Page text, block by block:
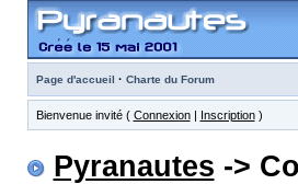
Page d'accueil · Charte du Forum
Bienvenue invité ( Connexion| Inscription)
Pyranautes ->